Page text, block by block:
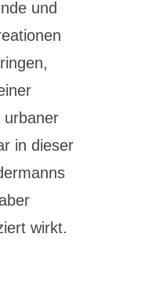
und
urbaner
in dieser
wirkt.